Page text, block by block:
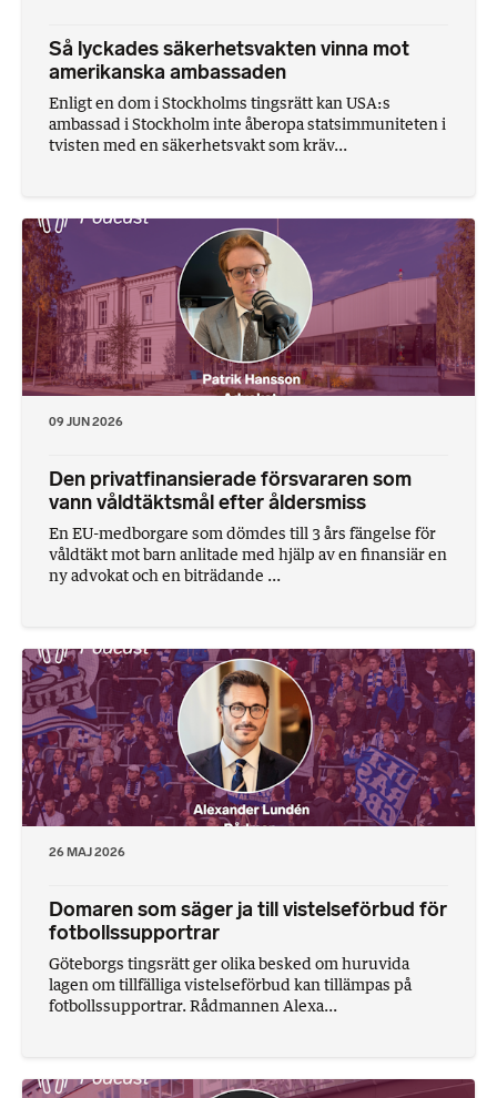
Så lyckades säkerhetsvakten vinna mot
amerikanska ambassaden
Enligt en dom i Stockholms tingsrätt kan USA:s
ambassad i Stockholm inte åberopa statsimmuniteten i
tvisten med en säkerhetsvakt som kräv...
09 JUN 2026
Den privatfinansierade försvararen som
vann våldtäktsmål efter åldersmiss
En EU-medborgare som dömdes till 3 års fängelse för
våldtäkt mot barn anlitade med hjälp av en finansiär en
ny advokat och en biträdande ...
26 MAJ 2026
Domaren som säger ja till vistelseförbud för
fotbollssupportrar
Göteborgs tingsrätt ger olika besked om huruvida
lagen om tillfälliga vistelseförbud kan tillämpas på
fotbollssupportrar. Rådmannen Alexa...